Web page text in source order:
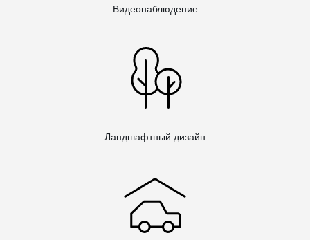
Видеонаблюдение
Ландшафтный дизайн